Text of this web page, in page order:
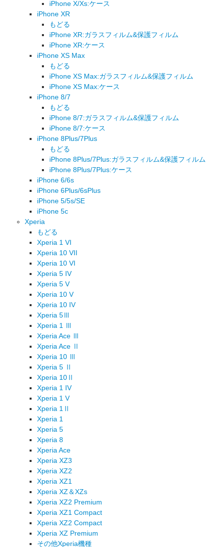
iPhone X/Xs:ケース
iPhone XR
もどる
iPhone XR:ガラスフィルム&保護フィルム
iPhone XR:ケース
iPhone XS Max
もどる
iPhone XS Max:ガラスフィルム&保護フィルム
iPhone XS Max:ケース
iPhone 8/7
もどる
iPhone 8/7:ガラスフィルム&保護フィルム
iPhone 8/7:ケース
iPhone 8Plus/7Plus
もどる
iPhone 8Plus/7Plus:ガラスフィルム&保護フィルム
iPhone 8Plus/7Plus:ケース
iPhone 6/6s
iPhone 6Plus/6sPlus
iPhone 5/5s/SE
iPhone 5c
Xperia
もどる
Xperia 1 VI
Xperia 10 VII
Xperia 10 VI
Xperia 5 IV
Xperia 5 V
Xperia 10 V
Xperia 10 IV
Xperia 5Ⅲ
Xperia 1 Ⅲ
Xperia Ace Ⅲ
Xperia Ace Ⅱ
Xperia 10 Ⅲ
Xperia 5 Ⅱ
Xperia 10Ⅱ
Xperia 1 IV
Xperia 1 V
Xperia 1Ⅱ
Xperia 1
Xperia 5
Xperia 8
Xperia Ace
Xperia XZ3
Xperia XZ2
Xperia XZ1
Xperia XZ＆XZs
Xperia XZ2 Premium
Xperia XZ1 Compact
Xperia XZ2 Compact
Xperia XZ Premium
その他Xperia機種